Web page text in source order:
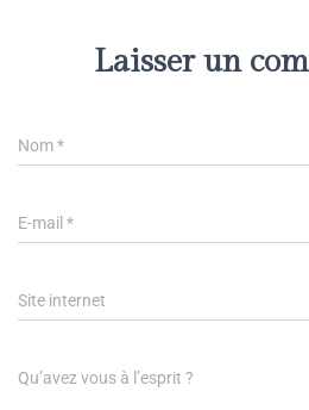
Laisser un
Nom*
E-mail *
Site internet
Qu’avez vous à l’esprit ?